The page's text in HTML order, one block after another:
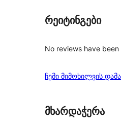
რეიტინგები
No reviews have
ჩემი მიმოხილვის
მხარდაჭერა